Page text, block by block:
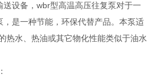
送设备，wbr型高温高压往复泵对于一
是一种节能，环保代替产品。本泵适
、热油或其它物化性能类似于油水